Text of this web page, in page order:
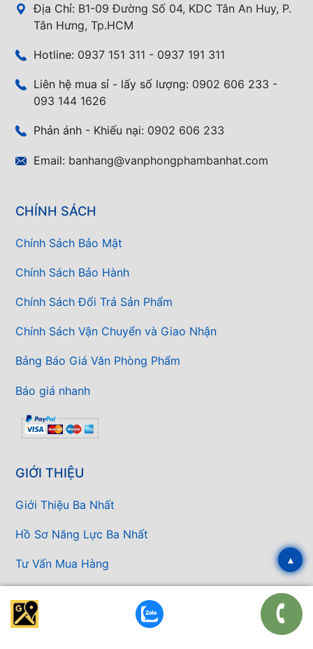
Địa Chỉ: B1-09 Đường Số 04, KDC Tân An Huy, P.
Tân Hưng, Tp.HCM
Hotline: 0937 151 311 - 0937 191 311
Liên hệ mua sỉ - lấy số lượng: 0902 606 233 -
093 144 1626
Phản ánh - Khiếu nại: 0902 606 233
Email: banhang@vanphongphambanhat.com
CHÍNH SÁCH
Chính Sách Bảo Mật
Chính Sách Bảo Hành
Chính Sách Đổi Trả Sản Phẩm
Chính Sách Vận Chuyển và Giao Nhận
Bảng Báo Giá Văn Phòng Phẩm
Báo giá nhanh
GIỚI THIỆU
Giới Thiệu Ba Nhất
Hồ Sơ Năng Lực Ba Nhất
Tư Vấn Mua Hàng
⭐ Dịch vụ chuyên nghiệp
▴